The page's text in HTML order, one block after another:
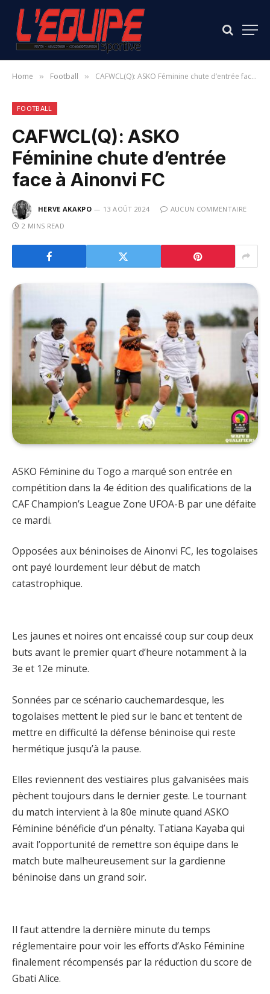
Home » Football » CAFWCL(Q): ASKO Féminine chute d’entrée face à Ainonvi FC
FOOTBALL
CAFWCL(Q): ASKO
Féminine chute d’entrée
face à Ainonvi FC
HERVE AKAKPO 13 AOÛT 2024
AUCUN COMMENTAIRE
2 MINS READ
ASKO Féminine du Togo a marqué son entrée en
compétition dans la 4e édition des qualifications de la
CAF Champion’s League Zone UFOA-B par une défaite
ce mardi.
Opposées aux béninoises de Ainonvi FC, les togolaises
ont payé lourdement leur début de match
catastrophique.
Les jaunes et noires ont encaissé coup sur coup deux
buts avant le premier quart d’heure notamment à la
3e et 12e minute.
Sonnées par ce scénario cauchemardesque, les
togolaises mettent le pied sur le banc et tentent de
mettre en difficulté la défense béninoise qui reste
hermétique jusqu’à la pause.
Elles reviennent des vestiaires plus galvanisées mais
pèchent toujours dans le dernier geste. Le tournant
du match intervient à la 80e minute quand ASKO
Féminine bénéficie d’un pénalty. Tatiana Kayaba qui
avait l’opportunité de remettre son équipe dans le
match bute malheureusement sur la gardienne
béninoise dans un grand soir.
Il faut attendre la dernière minute du temps
réglementaire pour voir les efforts d’Asko Féminine
finalement récompensés par la réduction du score de
Gbati Alice.